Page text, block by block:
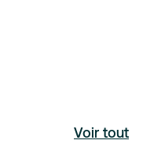
Voir tout